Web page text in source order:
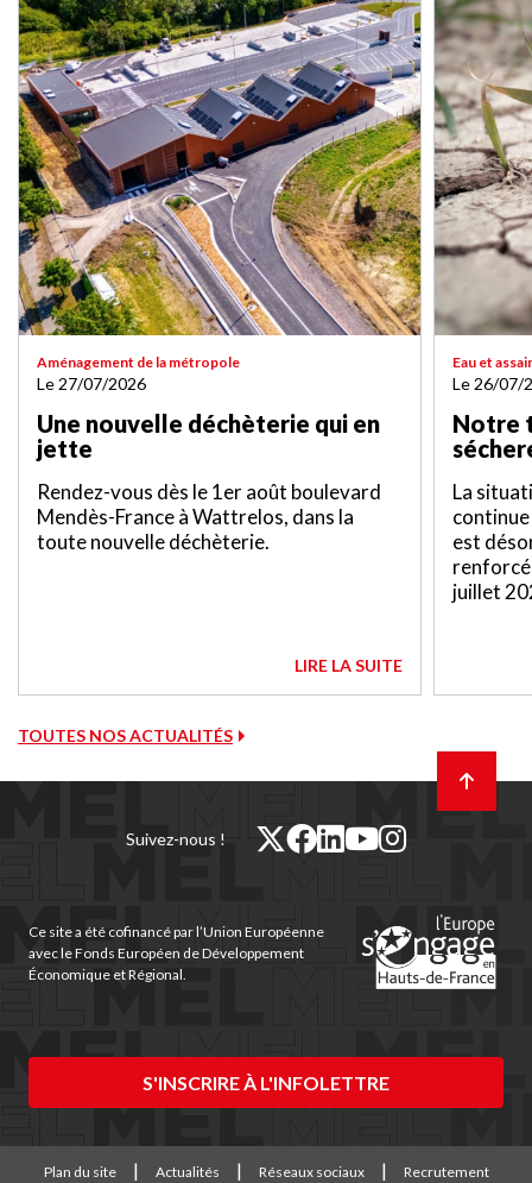
TOUTES NOS ACTUALITÉS
Aménagement de la métropole
Le 27/07/2026
Une nouvelle déchèterie qui en
jette
Rendez-vous dès le 1er août boulevard
Mendès-France à Wattrelos, dans la
toute nouvelle déchèterie.
LIRE LA SUITE
Eau et
Le 26/07/
Notre
La
est
juillet
Suivez-nous !
twitter
facebook
linkedin
fenêtre)
youtube
fenêtre)
instagram
fenêtre)
Ce site a été cofinancé par l’Union Européenne
avec le Fonds Européen de Développement
Économique et Régional.
S'INSCRIRE À L'INFOLETTRE
en
haut
Plan du site Actualités Réseaux sociaux Recrutement